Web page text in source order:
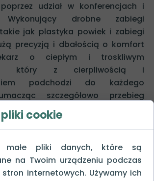
udział w konferencjach i
Wykonujący drobne zabiegi
jak plastyka powiek i zabiegi
precyzją i dbałością o komfort
o ciepłym i troskliwym
który z cierpliwością i
podchodzi do każdego
szczegółowo przebieg
optymalnej terapii.
Doktor Anny Krajewskiej znajdą
badanie okulistyczne dla
i dzieci, obejmujące m.in. badanie
pola widzenia, ciśnienia
cookie
małe pliki danych, które są
na Twoim urządzeniu podczas
internetowych. Używamy ich